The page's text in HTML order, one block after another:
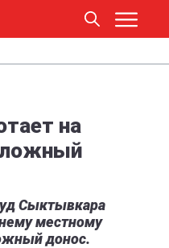
на
ложный
Сыктывкара
местному
донос.